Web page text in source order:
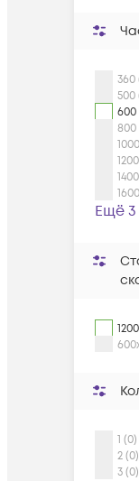
360
500
600
800
Ещё 3
1 (0)
2 (0)
3 (0)